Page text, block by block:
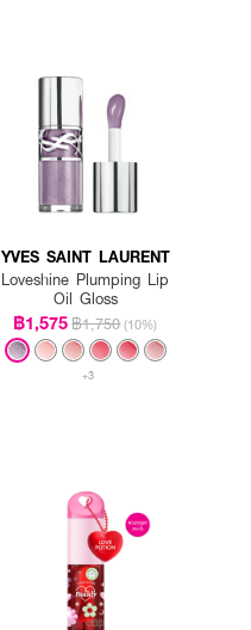
YVES SAINT LAURENT
Loveshine Plumping Lip
Oil Gloss
฿1,575฿1,750 (10%)
+3